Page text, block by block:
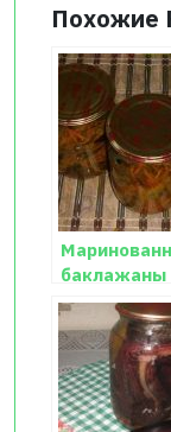
Похожие
баклажаны
пошаговый
с